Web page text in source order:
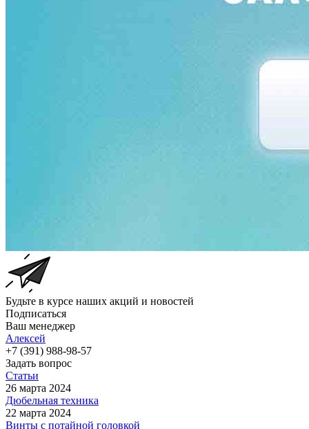
Будьте в курсе наших акций и новостей
Подписаться
Ваш менеджер
Алексей
+7 (391) 988-98-57
Задать вопрос
Статьи
26 марта 2024
Дюбельная техника
22 марта 2024
Винты с потайной головкой